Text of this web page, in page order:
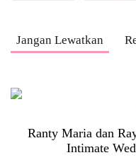
Jangan Lewatkan
Ranty Maria dan
Intimate